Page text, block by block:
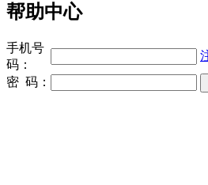
帮助中心
手机号
码：
密 码：